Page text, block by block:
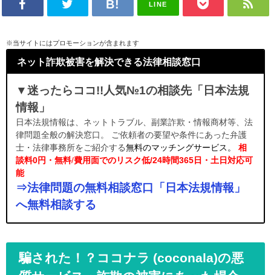
LINE
※当サイトにはプロモーションが含まれます
ネット詐欺被害を解決できる法律相談窓口
▼迷ったらココ!!人気№1の相談先「日本法規
情報」
日本法規情報は、ネットトラブル、副業詐欺・情報商材等、法
律問題全般の解決窓口。 ご依頼者の要望や条件にあった弁護
士・法律事務所をご紹介する無料のマッチングサービス。
相
談料0円・無料/費用面でのリスク低/24時間365日・土日対応可
能
⇒法律問題の無料相談窓口「日本法規情報」
へ無料相談する
騙された！？ココナラ (coconala)の悪